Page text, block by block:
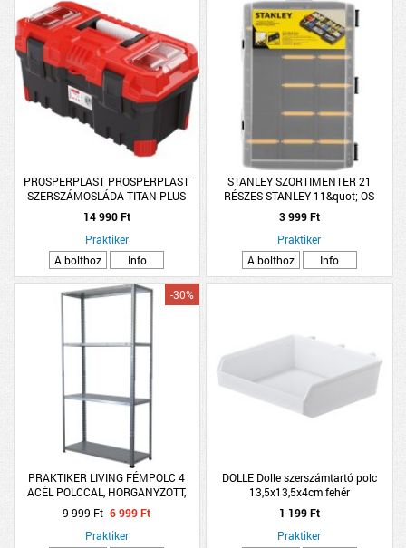
PROSPERPLAST PROSPERPLAST
SZERSZÁMOSLÁDA TITAN PLUS
5530 PIROS
14 990 Ft
Praktiker
A bolthoz
Info
STANLEY SZORTIMENTER 21
RÉSZES STANLEY 11&quot;-OS
3 999 Ft
Praktiker
A bolthoz
Info
PRAKTIKER LIVING FÉMPOLC 4
ACÉL POLCCAL, HORGANYZOTT,
150X75X30CM
-30%
9 999 Ft 6 999 Ft
Praktiker
DOLLE Dolle szerszámtartó polc
13,5x13,5x4cm fehér
1 199 Ft
Praktiker